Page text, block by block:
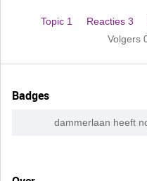
Topic 1 Reacties 3
Volgers
Badges
dammerlaan heeft